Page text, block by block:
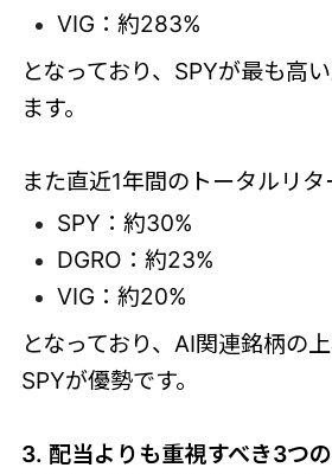
VIG：約283%
となっており、SPYが最も高
ます。
また直近1年間のトータルリタ
SPY：約30%
DGRO：約23%
VIG：約20%
となっており、AI関連銘柄の
SPYが優勢です。
3. 配当よりも重視すべき3つ